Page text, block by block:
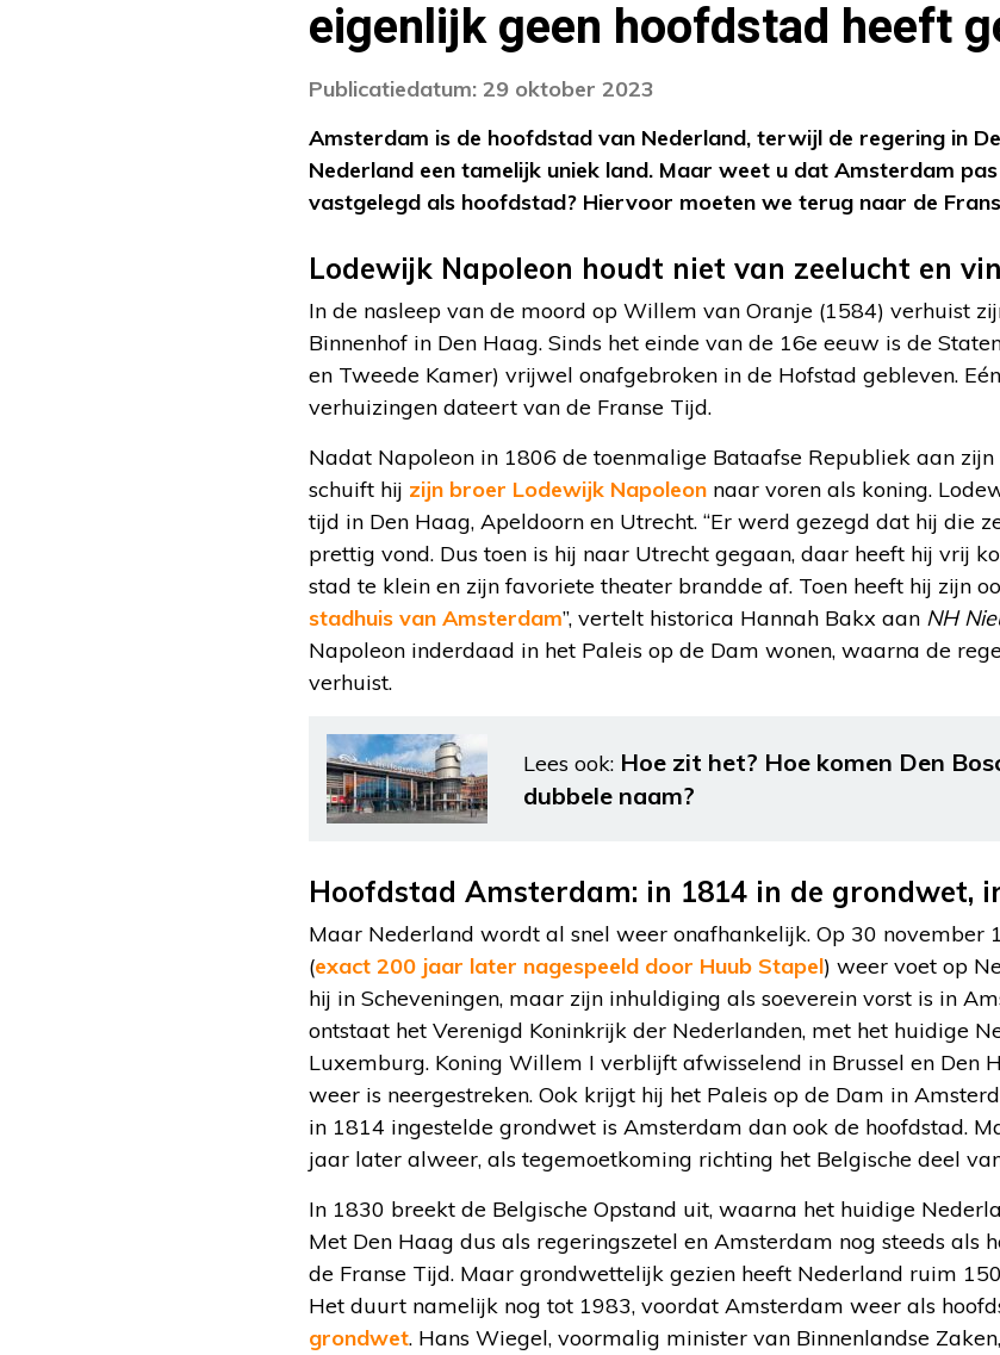
eigenlijk geen hoofdstad heeft
Publicatiedatum: 29 oktober 2023
Amsterdam is de hoofdstad van Nederland, terwijl de regering in
Nederland een tamelijk uniek land. Maar weet u dat Amsterdam
vastgelegd als hoofdstad? Hiervoor moeten we terug naar de
Lodewijk Napoleon houdt niet van zeelucht en
In de nasleep van de moord op Willem van Oranje (1584) verhuist
Binnenhof in Den Haag. Sinds het einde van de 16e eeuw is de
en Tweede Kamer) vrijwel onafgebroken in de Hofstad gebleven.
verhuizingen dateert van de Franse Tijd.
Nadat Napoleon in 1806 de toenmalige Bataafse Republiek aan zijn
schuift hij zijn broer Lodewijk Napoleon naar voren als koning.
tijd in Den Haag, Apeldoorn en Utrecht. “Er werd gezegd dat hij die
prettig vond. Dus toen is hij naar Utrecht gegaan, daar heeft hij vrij
stad te klein en zijn favoriete theater brandde af. Toen heeft hij zijn
stadhuis van Amsterdam”, vertelt historica Hannah Bakx aan NH
Napoleon inderdaad in het Paleis op de Dam wonen, waarna de
verhuist.
Lees ook: Hoe zit het? Hoe komen Den
dubbele naam?
Hoofdstad Amsterdam: in 1814 in de grondwet,
Maar Nederland wordt al snel weer onafhankelijk. Op 30 november
(exact 200 jaar later nagespeeld door Huub Stapel) weer voet op
hij in Scheveningen, maar zijn inhuldiging als soeverein vorst is in
ontstaat het Verenigd Koninkrijk der Nederlanden, met het huidige
Luxemburg. Koning Willem I verblijft afwisselend in Brussel en Den
weer is neergestreken. Ook krijgt hij het Paleis op de Dam in
in 1814 ingestelde grondwet is Amsterdam dan ook de hoofdstad.
jaar later alweer, als tegemoetkoming richting het Belgische deel
In 1830 breekt de Belgische Opstand uit, waarna het huidige
Met Den Haag dus als regeringszetel en Amsterdam nog steeds als
de Franse Tijd. Maar grondwettelijk gezien heeft Nederland ruim
Het duurt namelijk nog tot 1983, voordat Amsterdam weer als
grondwet. Hans Wiegel, voormalig minister van Binnenlandse